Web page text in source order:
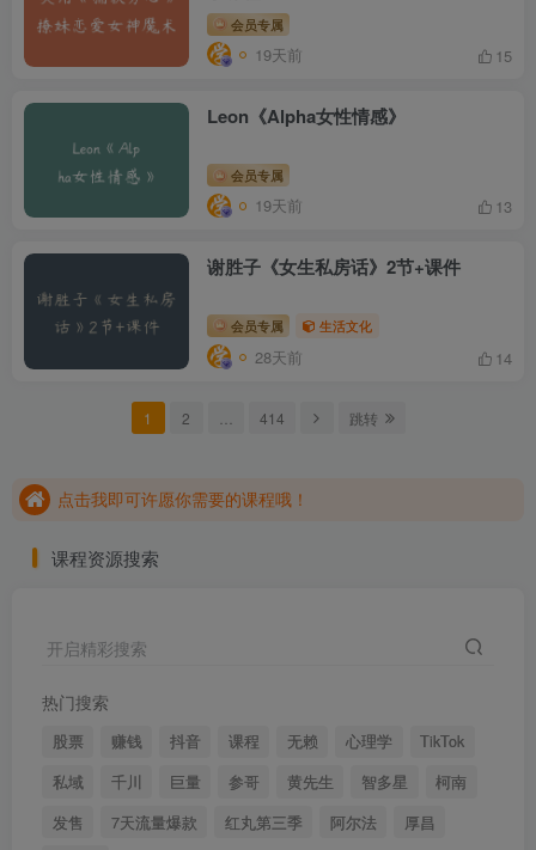
会员专属
19天前 15
Leon《Alpha女性情感》
会员专属
19天前 13
谢胜子《女生私房话》2节+课件
会员专属 生活文化
28天前 14
1 2 414 跳转
点击我即可许愿你需要的课程哦！
点击我即可许愿你需要的课程哦！
课程资源搜索
开启精彩搜索
热门搜索
股票 赚钱 抖音 课程 无赖 心理学
TikTok
私域
千川 巨量 参哥 黄先生 智多星
柯南
发售
7天流量爆款 红丸第三季 阿尔法
厚昌